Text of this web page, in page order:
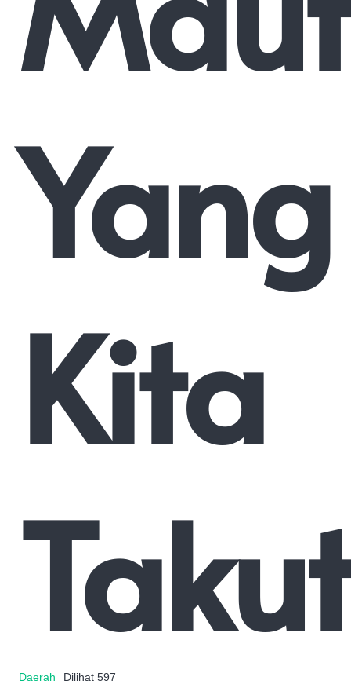
Yang
Kita
Daerah Dilihat 597